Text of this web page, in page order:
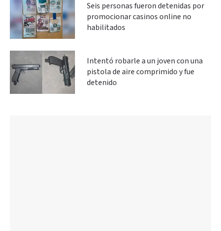
Seis personas fueron detenidas por
promocionar casinos online no
habilitados
Intentó robarle a un joven con una
pistola de aire comprimido y fue
detenido